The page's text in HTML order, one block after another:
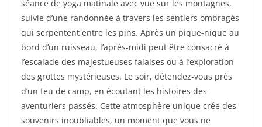
séance de yoga matinale avec vue sur les montagnes,
suivie d’une randonnée à travers les sentiers ombragés
qui serpentent entre les pins. Après un pique-nique au
bord d’un ruisseau, l’après-midi peut être consacré à
l’escalade des majestueuses falaises ou à l’exploration
des grottes mystérieuses. Le soir, détendez-vous près
d’un feu de camp, en écoutant les histoires des
aventuriers passés. Cette atmosphère unique crée des
souvenirs inoubliables, un moment que vous ne